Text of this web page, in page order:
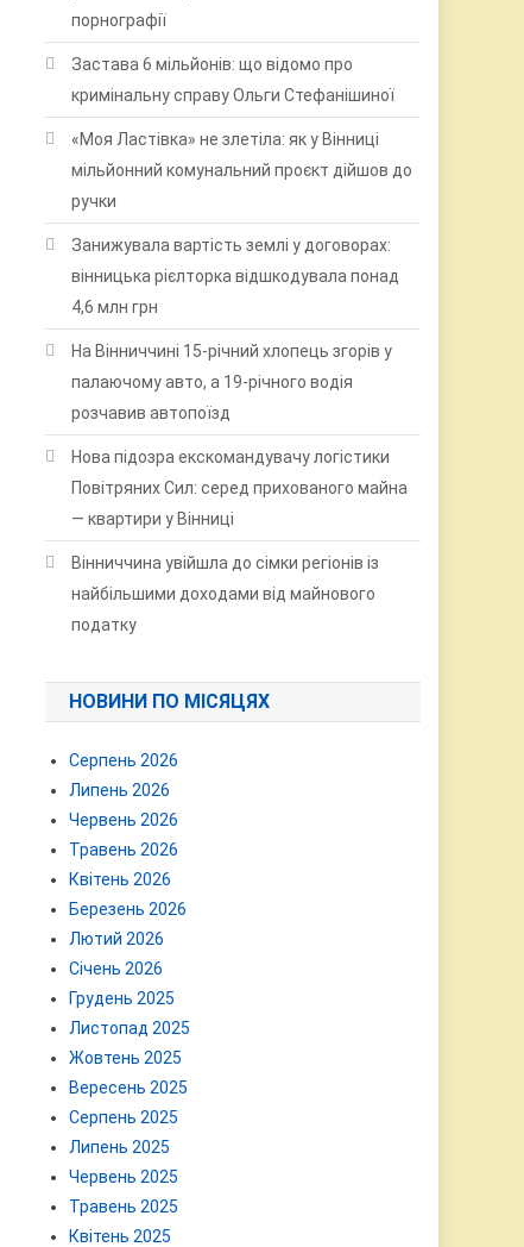
порнографії
Застава 6 мільйонів: що відомо про
кримінальну справу Ольги Стефанішиної
«Моя Ластівка» не злетіла: як у Вінниці
мільйонний комунальний проєкт дійшов до
ручки
Занижувала вартість землі у договорах:
вінницька рієлторка відшкодувала понад
4,6 млн грн
На Вінниччині 15-річний хлопець згорів у
палаючому авто, а 19-річного водія
розчавив автопоїзд
Нова підозра екскомандувачу логістики
Повітряних Сил: серед прихованого майна
— квартири у Вінниці
Вінниччина увійшла до сімки регіонів із
найбільшими доходами від майнового
податку
НОВИНИ ПО МІСЯЦЯХ
Серпень 2026
Липень 2026
Червень 2026
Травень 2026
Квітень 2026
Березень 2026
Лютий 2026
Січень 2026
Грудень 2025
Листопад 2025
Жовтень 2025
Вересень 2025
Серпень 2025
Липень 2025
Червень 2025
Травень 2025
Квітень 2025